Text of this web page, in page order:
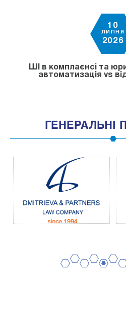
10
ЛИПНЯ
2026
ШІ в комплаєнсі та
автоматизація vs
ГЕНЕРАЛЬНІ